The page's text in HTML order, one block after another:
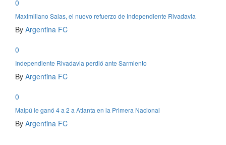
0
Maximiliano Salas, el nuevo refuerzo de Independiente Rivadavia
By Argentina FC
0
Independiente Rivadavia perdió ante Sarmiento
By Argentina FC
0
Maipú le ganó 4 a 2 a Atlanta en la Primera Nacional
By Argentina FC